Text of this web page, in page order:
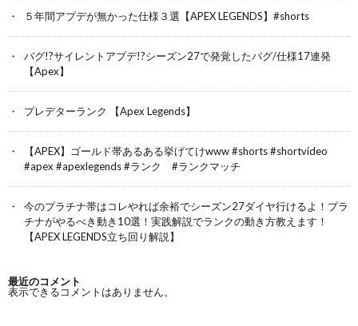
５年間アプデが無かった仕様３選【APEX LEGENDS】#shorts
バグ!?サイレントアプデ!?シーズン27で発覚したバグ/仕様17連発
【Apex】
プレデターランク 【Apex Legends】
【APEX】ゴールド帯あるある挙げてけwww #shorts #shortvideo
#apex #apexlegends #ランク #ランクマッチ
今のプラチナ帯はコレやれば余裕でシーズン27ダイヤ行けるよ！プラ
チナがやるべき動き10選！実践解説でランクの動き方教えます！
【APEX LEGENDS立ち回り解説】
最近のコメント
表示できるコメントはありません。